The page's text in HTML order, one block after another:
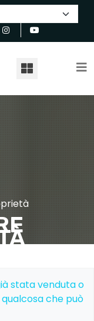
stata venduta o
che può